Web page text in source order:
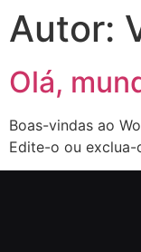
Autor:
Olá,
Boas-vindas ao
Edite-o ou exclua-